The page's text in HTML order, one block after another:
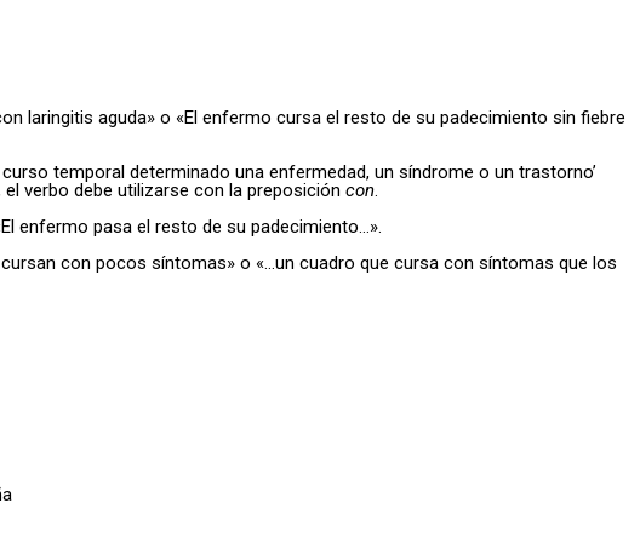
laringitis aguda» o «El enfermo cursa el resto de su padecimiento sin fiebre
temporal determinado una enfermedad, un síndrome o un trastorno’
verbo debe utilizarse con la preposición con.
enfermo pasa el resto de su padecimiento…».
con pocos síntomas» o «…un cuadro que cursa con síntomas que los